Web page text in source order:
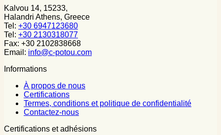
Kalvou 14, 15233,
Halandri Athens, Greece
Tel: +30 6947123680
Tel: +30 2130318077
Fax: +30 2102838668
Email: info@c-potou.com
Informations
À propos de nous
Certifications
Termes, conditions et politique de confidentialité
Contactez-nous
Certifications et adhésions